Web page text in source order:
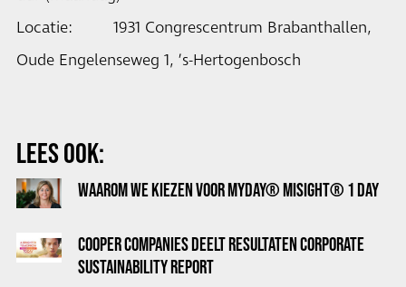
Locatie: 1931 Congrescentrum Brabanthallen,
Oude Engelenseweg 1, ’s-Hertogenbosch
LEES OOK:
WAAROM WE KIEZEN VOOR MYDAY® MISIGHT® 1 DAY
COOPER COMPANIES DEELT RESULTATEN CORPORATE
SUSTAINABILITY REPORT